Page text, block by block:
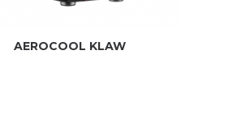
AEROCOOL KLAW